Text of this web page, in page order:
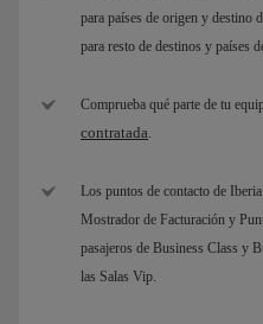
para países de origen y destino
para resto de destinos y países
Comprueba qué parte de tu
contratada.
Los puntos de contacto de
Mostrador de Facturación y
pasajeros de Business Class y
las Salas Vip.